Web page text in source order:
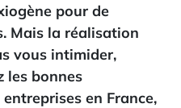
pour de
Mais la réalisation
vous intimider,
les bonnes
en France,